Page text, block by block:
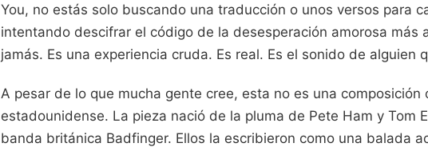
You, no estás solo buscando una traducción o unos versos para
intentando descifrar el código de la desesperación amorosa más
jamás. Es una experiencia cruda. Es real. Es el sonido de alguien
A pesar de lo que mucha gente cree, esta no es una composición
estadounidense. La pieza nació de la pluma de Pete Ham y Tom
banda británica Badfinger. Ellos la escribieron como una balada